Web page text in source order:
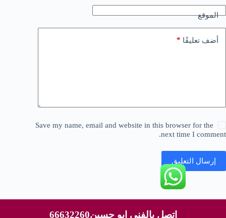
الموقع
أضف تعليقًا *
Save my name, email and website in this browser for the
next time I comment.
إرسال التعليق
اتصل بالفني ابو حسين66632260